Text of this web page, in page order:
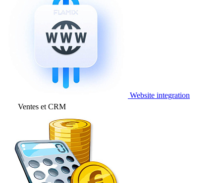
Website integration
Ventes et CRM